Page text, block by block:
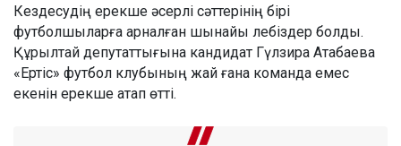
Кездесудің ерекше әсерлі сәттерінің бірі
футболшыларға арналған шынайы лебіздер болды.
Құрылтай депутаттығына кандидат Гүлзира Атабаева
«Ертіс» футбол клубының жай ғана команда емес
екенін ерекше атап өтті.